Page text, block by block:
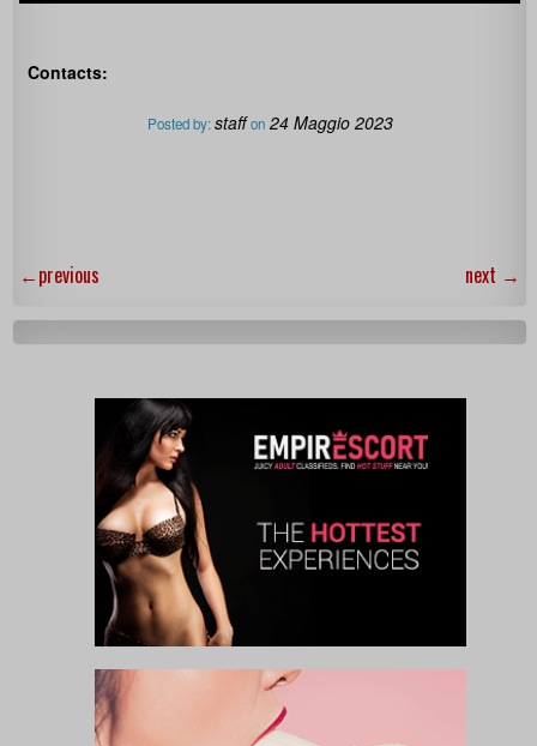
Contacts:
Posted by:staff on 24 Maggio 2023
←previous next →